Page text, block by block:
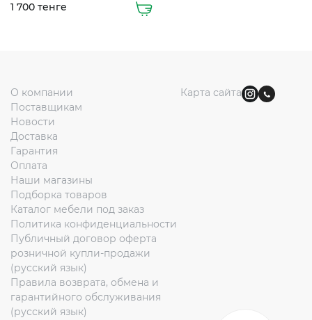
1 700 тенге
О компании
Поставщикам
Новости
Доставка
Гарантия
Оплата
Наши магазины
Подборка товаров
Каталог мебели под заказ
Политика конфиденциальности
Публичный договор оферта
розничной купли-продажи
(русский язык)
Правила возврата, обмена и
гарантийного обслуживания
(русский язык)
Карта сайта